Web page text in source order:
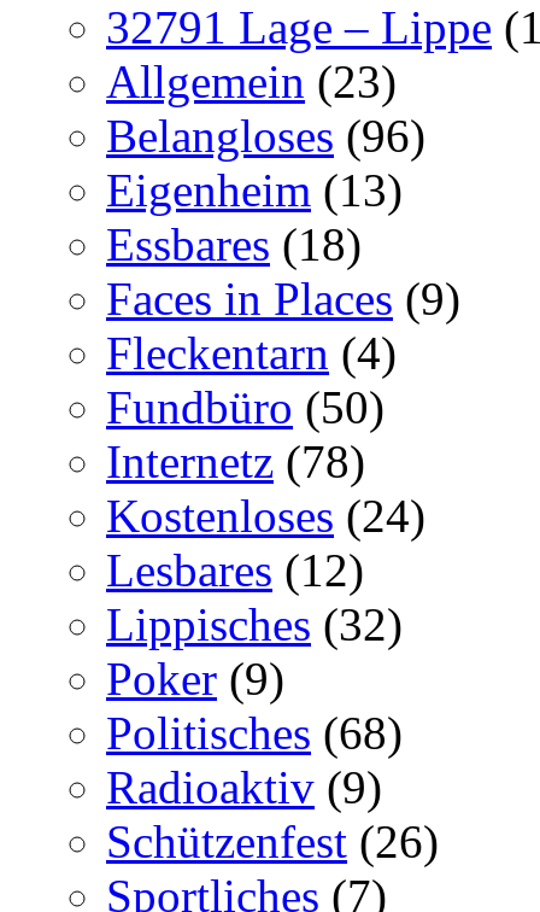
32791 Lage – Lippe
Allgemein (23)
Belangloses (96)
Eigenheim (13)
Essbares (18)
Faces in Places (9)
Fleckentarn (4)
Fundbüro (50)
Internetz (78)
Kostenloses (24)
Lesbares (12)
Lippisches (32)
Poker (9)
Politisches (68)
Radioaktiv (9)
Schützenfest (26)
Sportliches (7)